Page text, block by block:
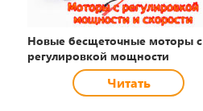
Новые бесщеточные моторы с
регулировкой мощности
Читать